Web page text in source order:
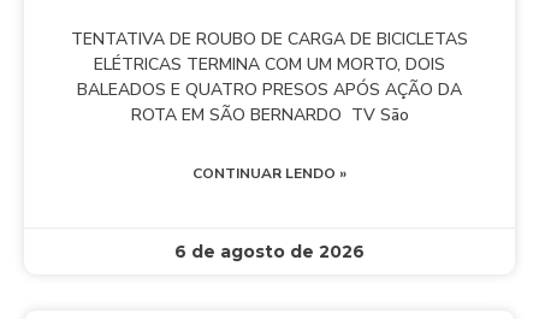
TENTATIVA DE ROUBO DE CARGA DE BICICLETAS
ELÉTRICAS TERMINA COM UM MORTO, DOIS
BALEADOS E QUATRO PRESOS APÓS AÇÃO DA
ROTA EM SÃO BERNARDO TV São
CONTINUAR LENDO »
6 de agosto de 2026